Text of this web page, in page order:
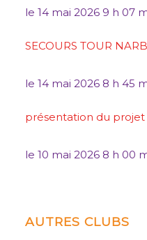
le 14 mai 2026 9 h 07
SECOURS TOUR
le 14 mai 2026 8 h 45
présentation du projet
le 10 mai 2026 8 h 00
AUTRES CLUBS